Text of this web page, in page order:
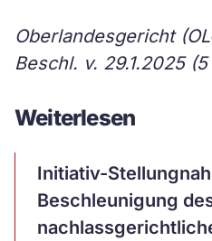
Oberlandesgericht
Beschl. v. 29.1.2025
Weiterlesen
Initiativ-
Beschleunigung
Artikel
ansehen